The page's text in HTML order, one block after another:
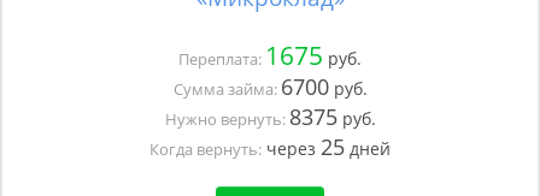
Переплата: 1675 руб.
Сумма займа: 6700руб.
Нужно вернуть: 8375руб.
Когда вернуть: через 25 дней